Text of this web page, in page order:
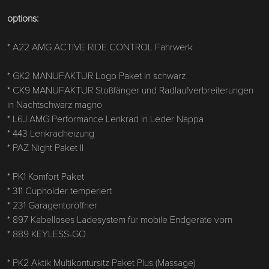
options:
* A22 AMG ACTIVE RIDE CONTROL Fahrwerk
* GK2 MANUFAKTUR Logo Paket in schwarz
* CK9 MANUFAKTUR Stoßfänger und Radlaufverbreiterungen
in Nachtschwarz magno
* L6J AMG Performance Lenkrad in Leder Nappa
* 443 Lenkradheizung
* PAZ Night Paket II
* PK1 Komfort Paket
* 311 Cupholder temperiert
* 231 Garagentoröffner
* 897 Kabelloses Ladesystem für mobile Endgeräte vorn
* 889 KEYLESS-GO
* PK2 Aktik Multikontursitz Paket Plus (Massage)